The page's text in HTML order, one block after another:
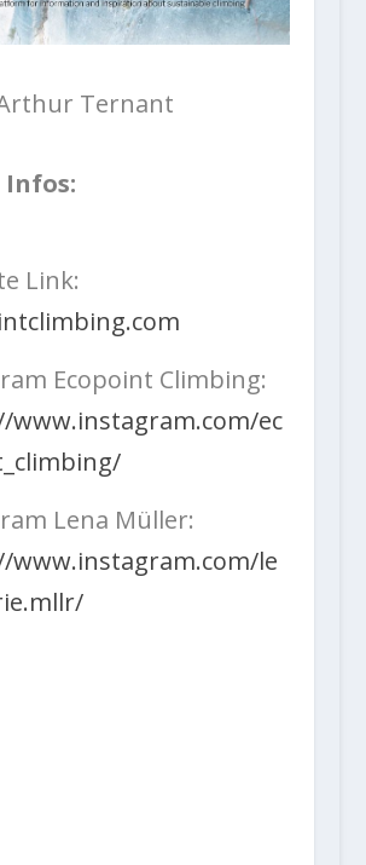
Ternant
Link:
Ecopoint Climbing:
www.instagram.com/ec
Lena Müller:
www.instagram.com/le